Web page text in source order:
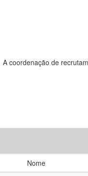
A coordenação de
Nome